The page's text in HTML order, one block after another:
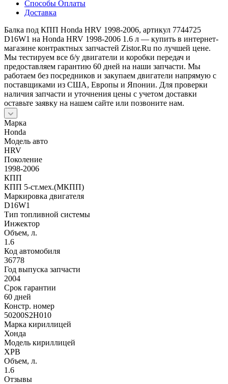
Способы Оплаты
Доставка
Балка под КПП Honda HRV 1998-2006, артикул 7744725
D16W1 на Honda HRV 1998-2006 1.6 л — купить в интернет-
магазине контрактных запчастей Zistor.Ru по лучшей цене.
Мы тестируем все б/у двигатели и коробки передач и
предоставляем гарантию 60 дней на наши запчасти. Мы
работаем без посредников и закупаем двигатели напрямую с
поставщиками из США, Европы и Японии. Для проверки
наличия запчасти и уточнения цены с учетом доставки
оставьте заявку на нашем сайте или позвоните нам.
Марка
Honda
Модель авто
HRV
Поколение
1998-2006
КПП
КПП 5-ст.мех.(МКПП)
Маркировка двигателя
D16W1
Тип топливной системы
Инжектор
Объем, л.
1.6
Код автомобиля
36778
Год выпуска запчасти
2004
Срок гарантии
60 дней
Констр. номер
50200S2H010
Марка кириллицей
Хонда
Модель кириллицей
ХРВ
Объем, л.
1.6
Отзывы